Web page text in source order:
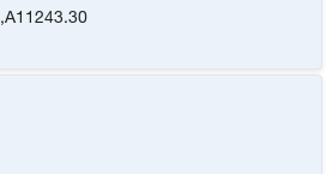
,A11243.30